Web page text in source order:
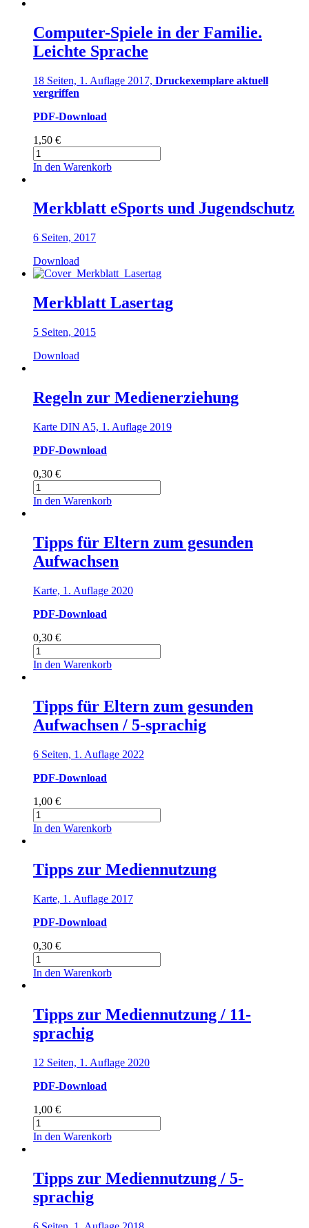
Computer-Spiele in der Familie.
Leichte Sprache
18 Seiten, 1. Auflage 2017, Druckexemplare aktuell
vergriffen
PDF-Download
1,50 €
Computer-
Spiele
Familie.
Leichte
Menge
In den Warenkorb
Merkblatt eSports und Jugendschutz
6 Seiten, 2017
Download
Merkblatt Lasertag
5 Seiten, 2015
Download
Regeln zur Medienerziehung
Karte DIN A5, 1. Auflage 2019
PDF-Download
0,30 €
Regeln
zur
In den Warenkorb
Tipps für Eltern zum gesunden
Aufwachsen
Karte, 1. Auflage 2020
PDF-Download
0,30 €
Tipps
für
gesunden
Aufwachsen
Menge
In den Warenkorb
Tipps für Eltern zum gesunden
Aufwachsen / 5-sprachig
6 Seiten, 1. Auflage 2022
PDF-Download
1,00 €
Tipps
für
gesunden
Aufwachsen
5-
Menge
In den Warenkorb
Tipps zur Mediennutzung
Karte, 1. Auflage 2017
PDF-Download
0,30 €
Tipps
zur
In den Warenkorb
Tipps zur Mediennutzung / 11-
sprachig
12 Seiten, 1. Auflage 2020
PDF-Download
1,00 €
Tipps
zur
11-
sprachig
Menge
In den Warenkorb
Tipps zur Mediennutzung / 5-
sprachig